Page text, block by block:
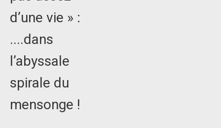
d’une vie » :
....dans
l’abyssale
spirale du
mensonge !